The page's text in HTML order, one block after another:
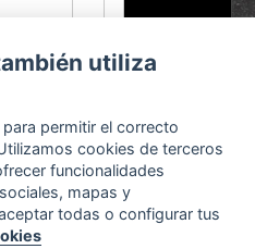
Timeline
Bibliografia
utiliza
permitir el correcto
cookies de terceros
funcionalidades
mapas y
todas o configurar tus